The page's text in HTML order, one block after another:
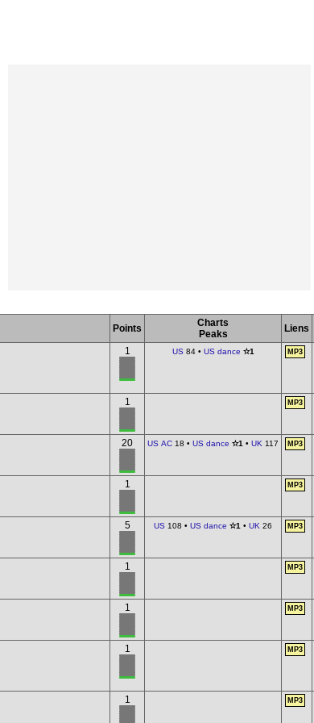
Points
Charts
Peaks
Liens
1 US84 • US dance ✫1 MP3
1 MP3
20 US AC 18 • US dance ✫1 • UK 117 MP3
1 MP3
5 US 108 • US dance ✫1 • UK 26 MP3
1 MP3
1 MP3
1 MP3
1 MP3